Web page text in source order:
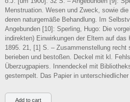
Menstruation. Wesen und Zweck, sowie
deren naturgemäße Behandlung. Im
Angebunden [10]: Sperling, Hugo: Die
indirekten) Einwirkungen der Eltern auf
1895. 21, [1] S. – Zusammenstellung recht
berieben und bestoßen. Deckel mit kl.
Überzugpapiers. Innendeckel mit
gestempelt. Das Papier in unterschiedlicher